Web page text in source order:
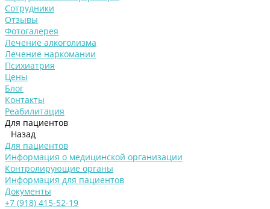
Сотрудники
Отзывы
Фотогалерея
Лечение алкоголизма
Лечение наркомании
Психиатрия
Цены
Блог
Контакты
Реабилитация
Для пациентов
Назад
Для пациентов
Информация о медицинской организации
Контролирующие органы
Информация для пациентов
Документы
+7 (918) 415-52-19